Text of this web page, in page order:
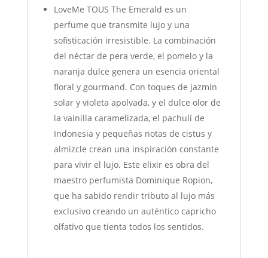
LoveMe TOUS The Emerald es un
perfume que transmite lujo y una
sofisticación irresistible. La combinación
del néctar de pera verde, el pomelo y la
naranja dulce genera un esencia oriental
floral y gourmand. Con toques de jazmín
solar y violeta apolvada, y el dulce olor de
la vainilla caramelizada, el pachulí de
Indonesia y pequeñas notas de cistus y
almizcle crean una inspiración constante
para vivir el lujo. Este elixir es obra del
maestro perfumista Dominique Ropion,
que ha sabido rendir tributo al lujo más
exclusivo creando un auténtico capricho
olfativo que tienta todos los sentidos.